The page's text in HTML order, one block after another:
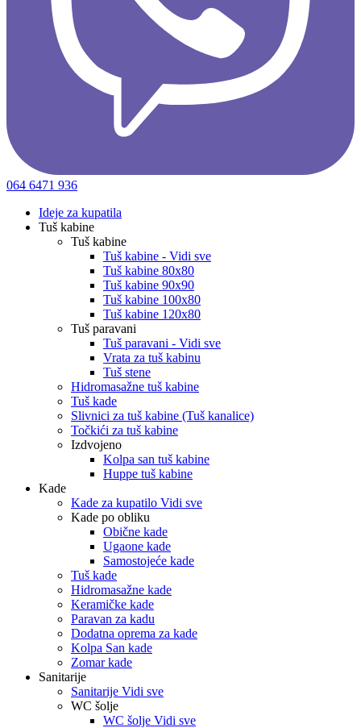
064 6471 936
Ideje za kupatila
Tuš kabine
Tuš kabine
Tuš kabine - Vidi sve
Tuš kabine 80x80
Tuš kabine 90x90
Tuš kabine 100x80
Tuš kabine 120x80
Tuš paravani
Tuš paravani - Vidi sve
Vrata za tuš kabinu
Tuš stene
Hidromasažne tuš kabine
Tuš kade
Slivnici za tuš kabine (Tuš kanalice)
Točkići za tuš kabine
Izdvojeno
Kolpa san tuš kabine
Huppe tuš kabine
Kade
Kade za kupatilo Vidi sve
Kade po obliku
Obične kade
Ugaone kade
Samostojeće kade
Tuš kade
Hidromasažne kade
Keramičke kade
Paravan za kadu
Dodatna oprema za kade
Kolpa San kade
Zomar kade
Sanitarije
Sanitarije Vidi sve
WC šolje
WC šolje Vidi sve